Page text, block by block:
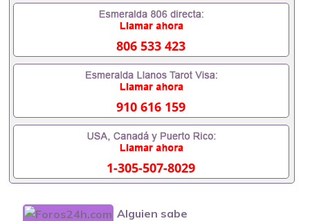
806 533 423
910 616 159
1-305-507-8029
Alguien sabe